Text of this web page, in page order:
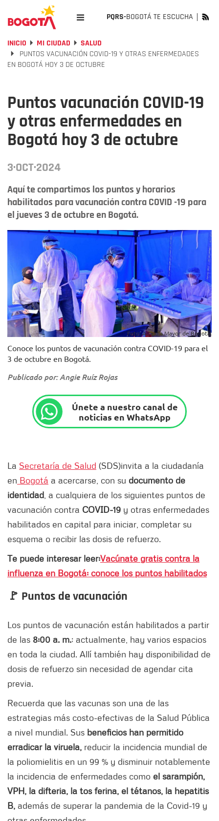
PQRS-BOGOTÁ TE ESCUCHA
INICIO MI CIUDAD
SALUD
PUNTOS VACUNACIÓN COVID-19 Y OTRAS ENFERMEDADES
EN BOGOTÁ HOY 3 DE OCTUBRE
Puntos vacunación COVID-19
y otras enfermedades en
Bogotá hoy 3 de octubre
3·OCT·2024
Aquí te compartimos los puntos y horarios
habilitados para vacunación contra COVID -19 para
el jueves 3 de octubre en Bogotá.
Foto: Alcaldía Mayor de Bogotá.
Conoce los puntos de vacunación contra COVID-19 para el
3 de octubre en Bogotá.
Publicado por: Angie Ruíz Rojas
Únete a nuestro canal de
noticias en WhatsApp
La Secretaría de Salud (SDS)invita a la ciudadanía
en Bogotá a acercarse, con su documento de
identidad , a cualquiera de los siguientes puntos de
vacunación contra COVID-19 y otras enfermedades
habilitados en capital para iniciar, completar su
esquema o recibir las dosis de refuerzo.
Te puede interesar leer:Vacúnate gratis contra la
influenza en Bogotá: conoce los puntos habilitados
🚩 Puntos de vacunación
Los puntos de vacunación están habilitados a partir
de las 8:00 a. m.; actualmente, hay varios espacios
en toda la ciudad. Allí también hay disponibilidad de
dosis de refuerzo sin necesidad de agendar cita
previa.
Recuerda que las vacunas son una de las
estrategias más costo-efectivas de la Salud Pública
a nivel mundial. Sus beneficios han permitido
erradicar la viruela, reducir la incidencia mundial de
la poliomielitis en un 99 % y disminuir notablemente
la incidencia de enfermedades como el sarampión,
VPH, la difteria, la tos ferina, el tétanos, la hepatitis
B, además de superar la pandemia de la Covid-19 y